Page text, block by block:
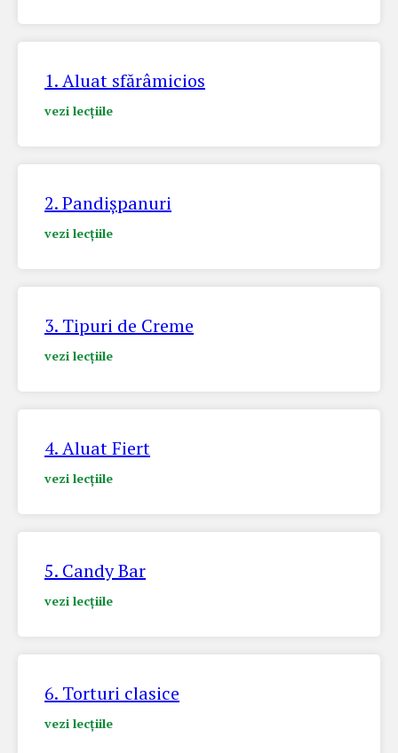
1. Aluat sfărâmicios
vezi lecțiile
2. Pandișpanuri
vezi lecțiile
3. Tipuri de Creme
vezi lecțiile
4. Aluat Fiert
vezi lecțiile
5. Candy Bar
vezi lecțiile
6. Torturi clasice
vezi lecțiile